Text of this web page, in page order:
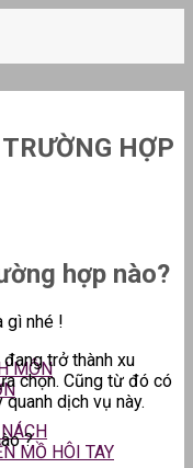
MÔN
MỒ HÔI TAY
HỢP
hợp nào?
gì nhé !
trở thành xu
chọn. Cũng từ đó có
dịch vụ này.
?